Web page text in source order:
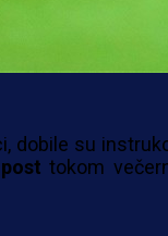
dobile su
post tokom